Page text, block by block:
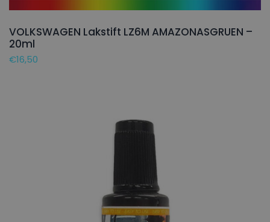
VOLKSWAGEN Lakstift LZ6M AMAZONASGRUEN –
20ml
€16,50